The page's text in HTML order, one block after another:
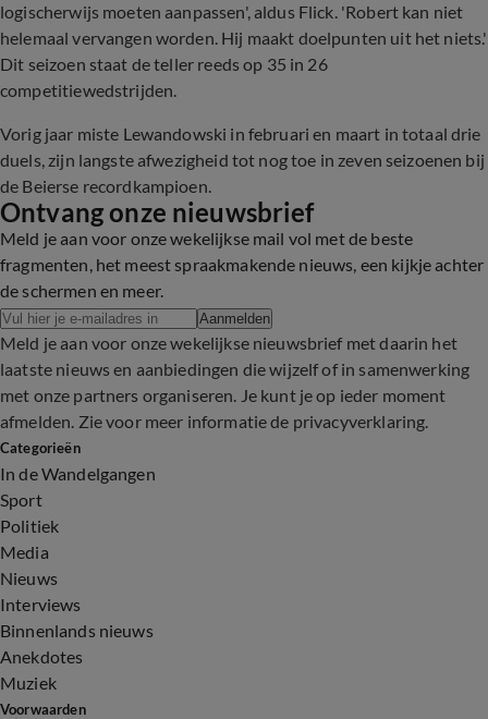
logischerwijs moeten aanpassen', aldus Flick. 'Robert kan niet
helemaal vervangen worden. Hij maakt doelpunten uit het niets.'
Dit seizoen staat de teller reeds op 35 in 26
competitiewedstrijden.
Vorig jaar miste Lewandowski in februari en maart in totaal drie
duels, zijn langste afwezigheid tot nog toe in zeven seizoenen bij
de Beierse recordkampioen.
Ontvang onze nieuwsbrief
Meld je aan voor onze wekelijkse mail vol met de beste
fragmenten, het meest spraakmakende nieuws, een kijkje achter
de schermen en meer.
Aanmelden
Meld je aan voor onze wekelijkse nieuwsbrief met daarin het
laatste nieuws en aanbiedingen die wijzelf of in samenwerking
met onze partners organiseren. Je kunt je op ieder moment
afmelden. Zie voor meer informatie de privacyverklaring.
Categorieën
In de Wandelgangen
Sport
Politiek
Media
Nieuws
Interviews
Binnenlands nieuws
Anekdotes
Muziek
Voorwaarden